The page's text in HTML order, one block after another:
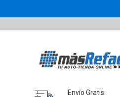
Envío Gratis